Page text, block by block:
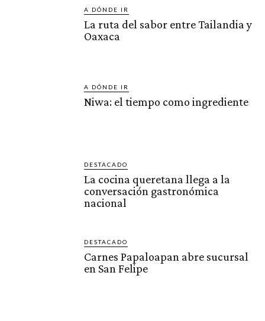
A DÓNDE IR
La ruta del sabor entre Tailandia y
Oaxaca
A DÓNDE IR
Niwa: el tiempo como ingrediente
DESTACADO
La cocina queretana llega a la
conversación gastronómica
nacional
DESTACADO
Carnes Papaloapan abre sucursal
en San Felipe